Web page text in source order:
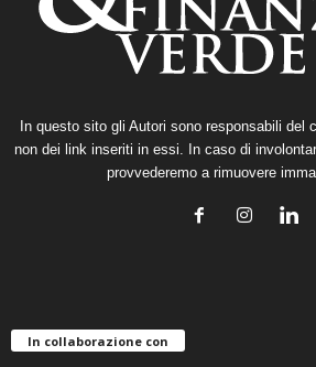
In questo sito gli Autori sono responsabili del
non dei link inseriti in essi. In caso di
provvederemo a rimuovere
In collaborazione con